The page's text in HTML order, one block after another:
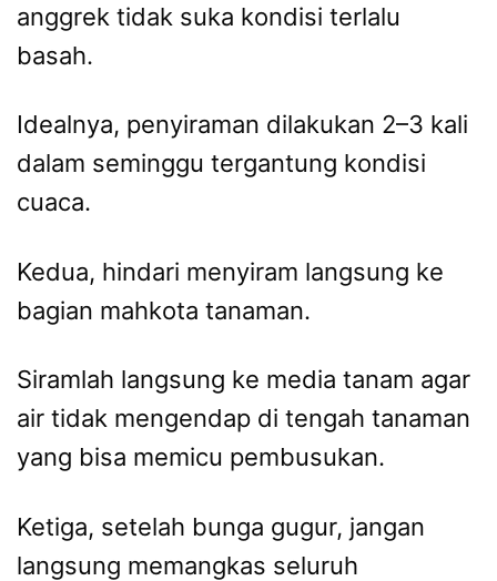
anggrek tidak suka kondisi terlalu
basah.
Idealnya, penyiraman dilakukan 2–3 kali
dalam seminggu tergantung kondisi
cuaca.
Kedua, hindari menyiram langsung ke
bagian mahkota tanaman.
Siramlah langsung ke media tanam agar
air tidak mengendap di tengah tanaman
yang bisa memicu pembusukan.
Ketiga, setelah bunga gugur, jangan
langsung memangkas seluruh